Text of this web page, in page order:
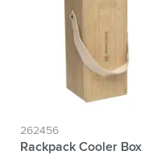
262456
Rackpack Cooler Box